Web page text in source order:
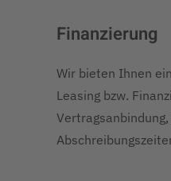
Finanzierung
Wir bieten Ihnen
Leasing bzw.